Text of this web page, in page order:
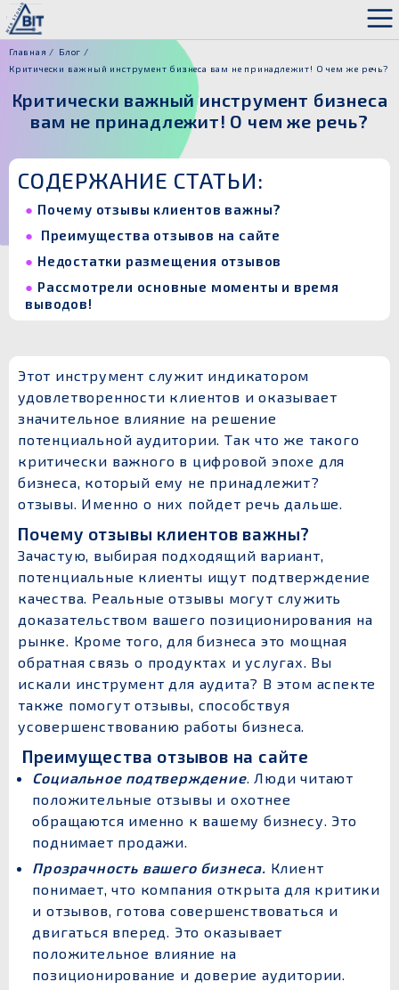
Главная
Блог
Критически важный инструмент бизнеса вам не принадлежит! О чем же речь?
Критически важный инструмент бизнеса
вам не принадлежит! О чем же речь?
СОДЕРЖАНИЕ СТАТЬИ:
Почему отзывы клиентов важны?
Преимущества отзывов на сайте
Недостатки размещения отзывов
Рассмотрели основные моменты и время
выводов!
Этот инструмент служит индикатором
удовлетворенности клиентов и оказывает
значительное влияние на решение
потенциальной аудитории. Так что же такого
критически важного в цифровой эпохе для
бизнеса, который ему не принадлежит?
отзывы. Именно о них пойдет речь дальше.
Почему отзывы клиентов важны?
Зачастую, выбирая подходящий вариант,
потенциальные клиенты ищут подтверждение
качества. Реальные отзывы могут служить
доказательством вашего позиционирования на
рынке. Кроме того, для бизнеса это мощная
обратная связь о продуктах и услугах. Вы
искали инструмент для аудита? В этом аспекте
также помогут отзывы, способствуя
усовершенствованию работы бизнеса.
Преимущества отзывов на сайте
Социальное подтверждение. Люди читают
положительные отзывы и охотнее
обращаются именно к вашему бизнесу. Это
поднимает продажи.
Прозрачность вашего бизнеса. Клиент
понимает, что компания открыта для критики
и отзывов, готова совершенствоваться и
двигаться вперед. Это оказывает
положительное влияние на
позиционирование и доверие аудитории.